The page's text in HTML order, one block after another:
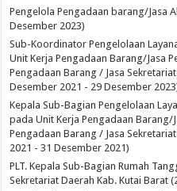
Pengelola Pengadaan barang/Jasa
Desember 2023)
Sub-Koordinator Pengelolaan
Unit Kerja Pengadaan Barang/Jasa
Pengadaan Barang / Jasa
Desember 2021 - 29 Desember
Kepala Sub-Bagian Pengelolaan
pada Unit Kerja Pengadaan Barang/
Pengadaan Barang / Jasa
2021 - 31 Desember 2021)
PLT. Kepala Sub-Bagian Rumah
Sekretariat Daerah Kab. Kutai Barat